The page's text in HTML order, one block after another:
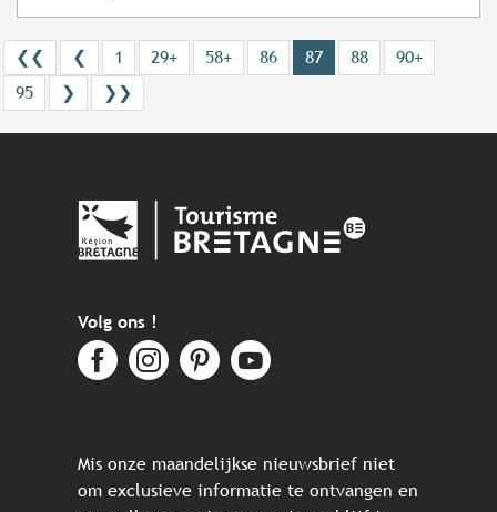
❮❮ ❮ 1 29+ 58+ 86 87 88
90+
95
❯ ❯❯
Volg ons !
Mis onze maandelijkse nieuwsbrief niet
om exclusieve informatie te ontvangen en